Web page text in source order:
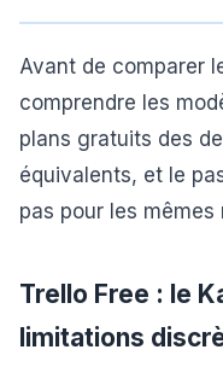
Avant de comparer
comprendre les
plans gratuits des
équivalents, et le
pas pour les mêmes
Trello Free : le
limitations